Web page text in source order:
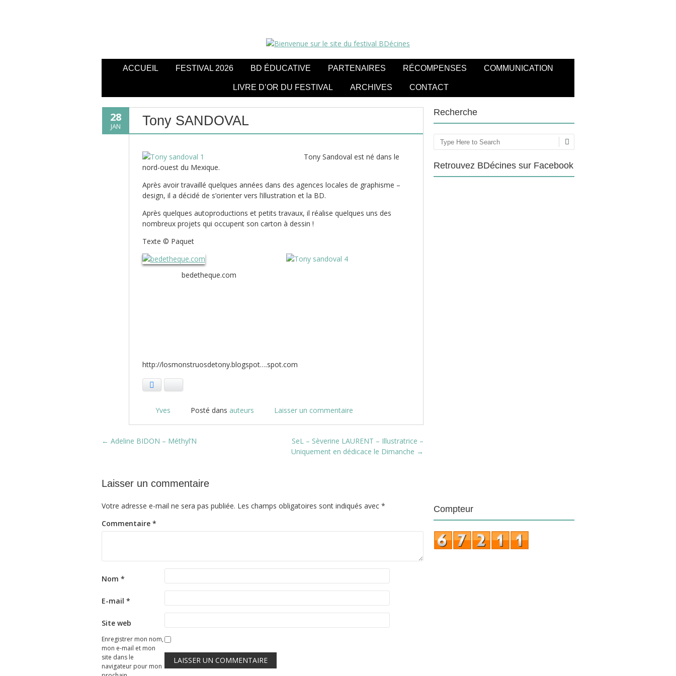
ACCUEIL FESTIVAL 2026 BD ÉDUCATIVE PARTENAIRES RÉCOMPENSES COMMUNICATION
LIVRE D’OR DU FESTIVAL ARCHIVES CONTACT
28
JAN Tony SANDOVAL
Tony Sandoval est né dans le
nord-ouest du Mexique.
Après avoir travaillé quelques années dans des agences locales de graphisme –
design, il a décidé de s’orienter vers l’illustration et la BD.
Après quelques autoproductions et petits travaux, il réalise quelques uns des
nombreux projets qui occupent son carton à dessin !
Texte © Paquet
bedetheque.com
http://losmonstruosdetony.blogspot….spot.com
Yves Posté dans auteurs Laisser un commentaire
Post navigation
← Adeline BIDON – Méthyl’N
SeL – Sèverine LAURENT – Illustratrice –
Uniquement en dédicace le Dimanche →
Laisser un commentaire
Votre adresse e-mail ne sera pas publiée. Les champs obligatoires sont indiqués avec *
Commentaire *
Nom *
E-mail *
Site web
Enregistrer mon nom,
mon e-mail et mon
site dans le
navigateur pour mon
Recherche
Rechercher
Retrouvez BDécines sur Facebook
Compteur